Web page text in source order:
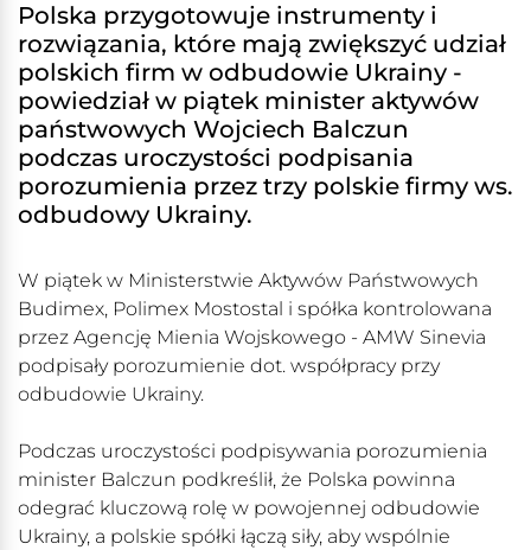
Polska przygotowuje instrumenty i
rozwiązania, które mają zwiększyć udział
polskich firm w odbudowie Ukrainy -
powiedział w piątek minister aktywów
państwowych Wojciech Balczun
podczas uroczystości podpisania
porozumienia przez trzy polskie firmy ws.
odbudowy Ukrainy.
W piątek w Ministerstwie Aktywów Państwowych
Budimex, Polimex Mostostal i spółka kontrolowana
przez Agencję Mienia Wojskowego - AMW Sinevia
podpisały porozumienie dot. współpracy przy
odbudowie Ukrainy.
Podczas uroczystości podpisywania porozumienia
minister Balczun podkreślił, że Polska powinna
odegrać kluczową rolę w powojennej odbudowie
Ukrainy, a polskie spółki łączą siły, aby wspólnie